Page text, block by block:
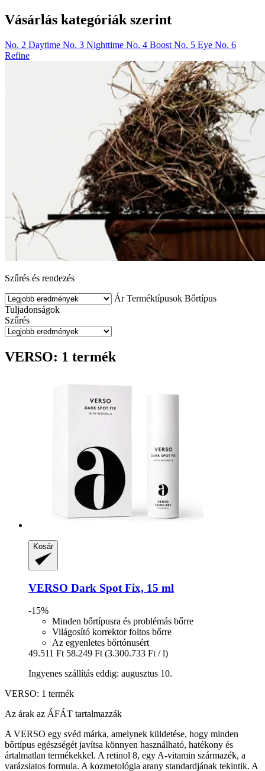
Vásárlás kategóriák szerint
No. 2 Daytime No. 3 Nighttime No. 4 Boost No. 5 Eye No. 6
Refine
Szűrés és rendezés
Ár Terméktípusok Bőrtípus
Tuljadonságok
Szűrés
VERSO: 1 termék
Kosár
VERSO Dark Spot Fix, 15 ml
-15%
Minden bőrtípusra és problémás bőrre
Világosító korrektor foltos bőrre
Az egyenletes bőrtónusért
49.511 Ft 58.249 Ft (3.300.733 Ft / l)
Ingyenes szállítás eddig: augusztus 10.
VERSO: 1 termék
Az árak az ÁFÁT tartalmazzák
A VERSO egy svéd márka, amelynek küldetése, hogy minden
bőrtípus egészségét javítsa könnyen használható, hatékony és
ártalmatlan termékekkel. A retinol 8, egy A-vitamin származék, a
varázslatos formula. A kozmetológia arany standardjának tekintik. A